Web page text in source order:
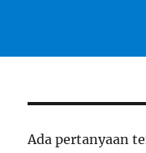
Ada pertanyaan